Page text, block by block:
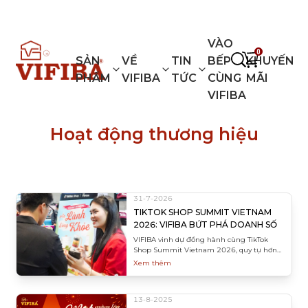
SẢN
PHẨM
VỀ
VIFIBA
TIN
TỨC
VÀO
BẾP
CÙNG
VIFIBA
KHUYẾN
MÃI
0
Hoạt động thương hiệu
31-7-2026
TIKTOK SHOP SUMMIT VIETNAM
2026: VIFIBA BỨT PHÁ DOANH SỐ
VIFIBA vinh dự đồng hành cùng TikTok
Shop Summit Vietnam 2026, quy tụ hơn
2.000 thương hiệu và nhà sáng tạo nội
hướng Shoppertainment và gắn với tham
Xem thêm
13-8-2025